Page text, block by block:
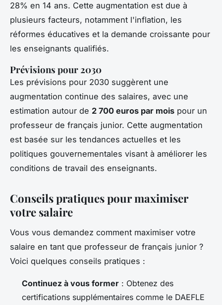
28% en 14 ans. Cette augmentation est due à
plusieurs facteurs, notamment l'inflation, les
réformes éducatives et la demande croissante pour
les enseignants qualifiés.
Prévisions pour 2030
Les prévisions pour 2030 suggèrent une
augmentation continue des salaires, avec une
estimation autour de 2 700 euros par mois pour un
professeur de français junior. Cette augmentation
est basée sur les tendances actuelles et les
politiques gouvernementales visant à améliorer les
conditions de travail des enseignants.
Conseils pratiques pour maximiser
votre salaire
Vous vous demandez comment maximiser votre
salaire en tant que professeur de français junior ?
Voici quelques conseils pratiques :
Continuez à vous former : Obtenez des
certifications supplémentaires comme le DAEFLE